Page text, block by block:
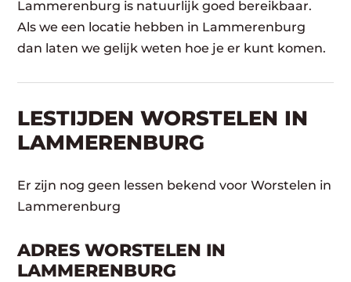
Lammerenburg is natuurlijk goed bereikbaar.
Als we een locatie hebben in Lammerenburg
dan laten we gelijk weten hoe je er kunt komen.
LESTIJDEN WORSTELEN IN
LAMMERENBURG
Er zijn nog geen lessen bekend voor Worstelen in
Lammerenburg
ADRES WORSTELEN IN
LAMMERENBURG